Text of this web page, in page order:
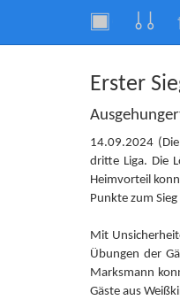
Erster
14.09.2024
dritte Liga. Die
Heimvorteil
Punkte zum
Mit
Übungen der
Marksmann
Gäste aus